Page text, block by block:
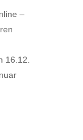
–
16.12.